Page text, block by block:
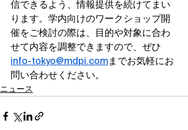
信できるよう、情報提供を続けてまい
ります。学内向けのワークショップ開
催をご検討の際は、目的や対象に合わ
せて内容を調整できますので、ぜひ
info-tokyo@mdpi.comまでお気軽にお
問い合わせください。
ニュース